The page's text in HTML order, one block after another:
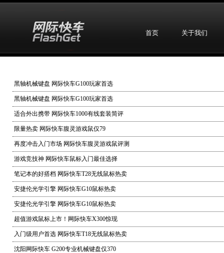
首页 关于我们
黑轴机械键盘 网际快车G100玩家首选
黑轴机械键盘 网际快车G100玩家首选
适合外出携带 网际快车1000有线套装简评
限量热卖 网际快车腹灵游戏鼠仅79
再度冲击入门市场 网际快车腹灵游戏鼠评测
游戏竞技神 网际快车鼠标入门最佳选择
笔记本的好搭档 网际快车T28无线鼠标热卖
安捷伦光学引擎 网际快车G10鼠标热卖
安捷伦光学引擎 网际快车G10鼠标热卖
超值游戏鼠标上市！网际快车X300惊现
入门级用户首选 网际快车T18无线鼠标热卖
沈阳网际快车 G200专业机械键盘仅370